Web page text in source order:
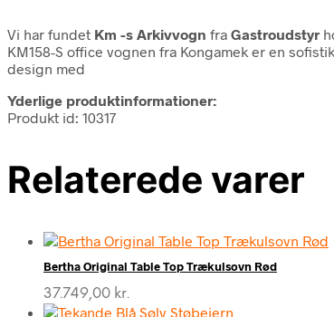
Vi har fundet Km -s Arkivvogn fra Gastroudstyr
KM158-S office vognen fra Kongamek er en
design med
Yderlige produktinformationer:
Produkt id: 10317
Relaterede varer
Bertha Original Table Top Trækulsovn Rød
37.749,00 kr.